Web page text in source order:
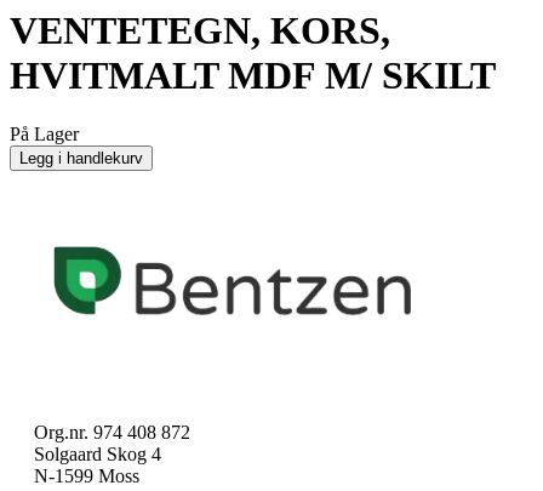
VENTETEGN, KORS,
HVITMALT MDF M/ SKILT
På Lager
Legg i handlekurv
Org.nr. 974 408 872
Solgaard Skog 4
N-1599 Moss